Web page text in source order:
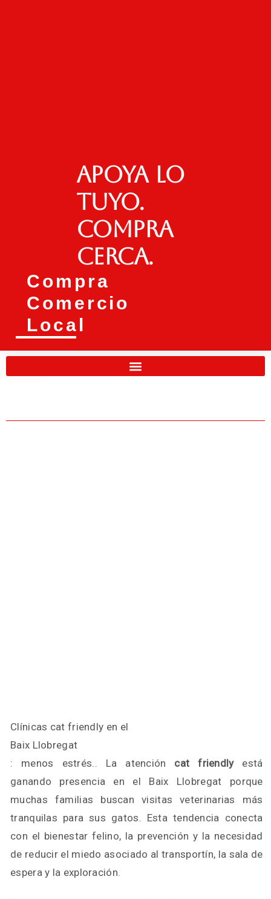
Apoya lo
tuyo.
Compra
cerca.
Compra
Comercio
Local
Clínicas cat friendly en el
Baix Llobregat
: menos estrés.. La atención cat friendlyestá
ganando presencia en el Baix Llobregat porque
muchas familias buscan visitas veterinarias más
tranquilas para sus gatos. Esta tendencia conecta
con el bienestar felino, la prevención y la necesidad
de reducir el miedo asociado al transportín, la sala de
espera y la exploración.